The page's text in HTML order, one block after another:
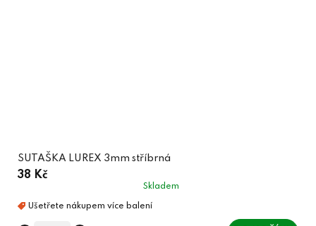
SUTAŠKA LUREX 3mm stříbrná
38 Kč
Skladem